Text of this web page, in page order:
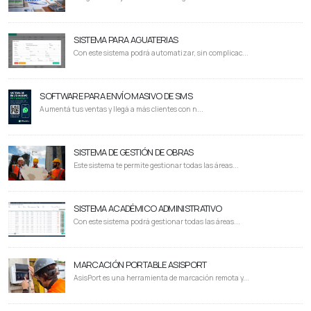
SISTEMA PARA AGUATERIAS
Con este sistema podrá automatizar, sin complicac...
SOFTWARE PARA ENVÍO MASIVO DE SMS
Aumentá tus ventas y llegá a más clientes con n...
SISTEMA DE GESTIÓN DE OBRAS
Este sistema te permite gestionar todas las áreas...
SISTEMA ACADÉMICO ADMINISTRATIVO
Con este sistema podrá gestionar todas las áreas...
MARCACIÓN PORTABLE ASISPORT
AsisPort es una herramienta de marcación remota y...